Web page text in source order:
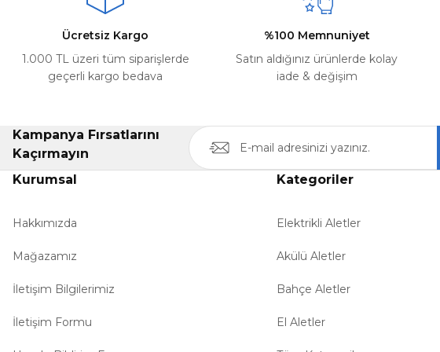
Ücretsiz Kargo
1.000 TL üzeri tüm siparişlerde
geçerli kargo bedava
%100 Memnuniyet
Satın aldığınız ürünlerde kolay
iade & değişim
Kampanya Fırsatlarını
Kaçırmayın
Kurumsal
Hakkımızda
Mağazamız
İletişim Bilgilerimiz
İletişim Formu
Kategoriler
Elektrikli Aletler
Akülü Aletler
Bahçe Aletler
El Aletler